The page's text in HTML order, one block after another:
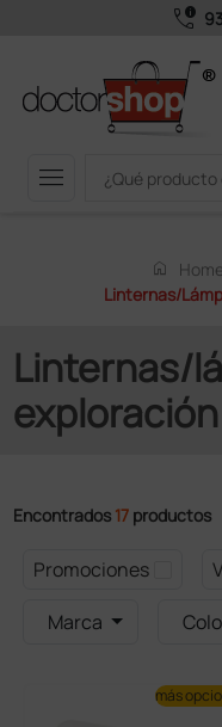
call_quality
menu
home Home
Linternas/
Linternas/
Encontrados 17 productos
Promociones
Marca
más